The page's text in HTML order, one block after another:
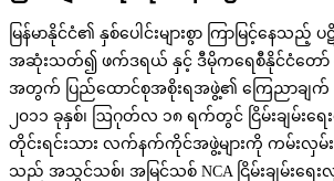
မြန်မာနိုင်ငံ၏ နှစ်ပေါင်းများစွာ ကြာမြင့်နေသည့်
အဆုံးသတ်၍ ဖက်ဒရယ် နှင့် ဒီမိုကရေစီနိုင်ငံတေ
အတွက် ပြည်ထောင်စုအစိုးရအဖွဲ့၏ ကြေညာချက်
၂၀၁၁ ခုနှစ်၊ ဩဂုတ်လ ၁၈ ရက်တွင် ငြိမ်းချမ်းရေ
တိုင်းရင်းသား လက်နက်ကိုင်အဖွဲ့များကို ကမ်းလှမ်
သည် အသွင်သစ်၊ အမြင်သစ် NCA ငြိမ်းချမ်းရေးလု